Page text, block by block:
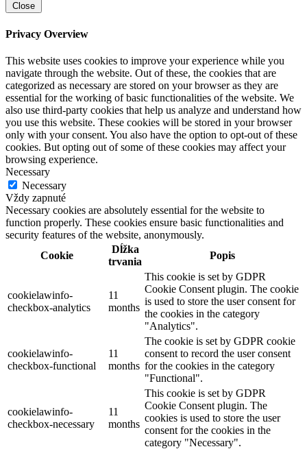
Close
Privacy Overview
This website uses cookies to improve your experience while you
navigate through the website. Out of these, the cookies that are
categorized as necessary are stored on your browser as they are
essential for the working of basic functionalities of the website. We
also use third-party cookies that help us analyze and understand how
you use this website. These cookies will be stored in your browser
only with your consent. You also have the option to opt-out of these
cookies. But opting out of some of these cookies may affect your
browsing experience.
Necessary
Necessary
Vždy zapnuté
Necessary cookies are absolutely essential for the website to
function properly. These cookies ensure basic functionalities and
security features of the website, anonymously.
Cookie
Dĺžka
trvania
Popis
cookielawinfo-
checkbox-analytics
11
months
This cookie is set by GDPR
Cookie Consent plugin. The cookie
is used to store the user consent for
the cookies in the category
"Analytics".
cookielawinfo-
checkbox-functional
11
months
The cookie is set by GDPR cookie
consent to record the user consent
for the cookies in the category
"Functional".
cookielawinfo-
checkbox-necessary
11
months
This cookie is set by GDPR
Cookie Consent plugin. The
cookies is used to store the user
consent for the cookies in the
category "Necessary".